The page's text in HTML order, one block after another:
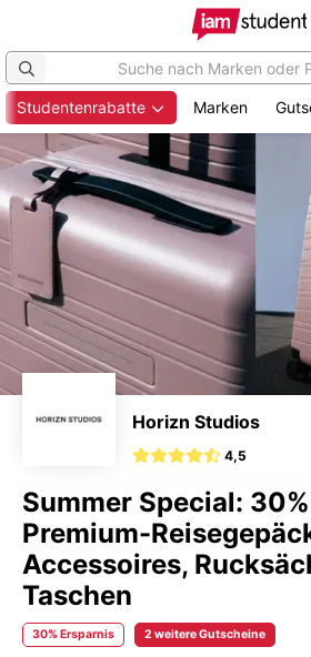
Zum
Hauptinhalt
springen
Studentenrabatte Marken
Horizn Studios
4,5
Summer Special:
Premium-
Accessoires,
Taschen
30% Ersparnis 2 weitere Gutscheine